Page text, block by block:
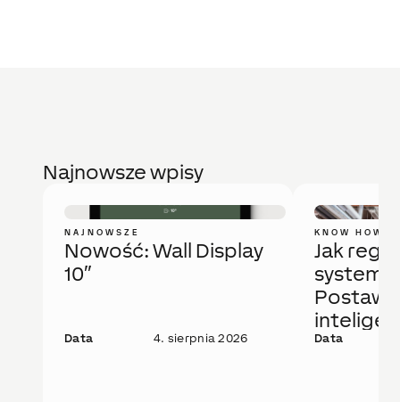
Najnowsze wpisy
NAJNOWSZE
Nowość: Wall Display
10″
Data 4. sierpnia 2026
KNOW HOW
Jak
system
Postaw
Data